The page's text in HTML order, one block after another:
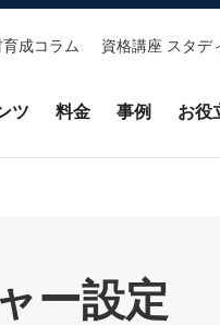
育成コラム 資格講座 スタデ
ツ 料金 事例 お役
ー設定